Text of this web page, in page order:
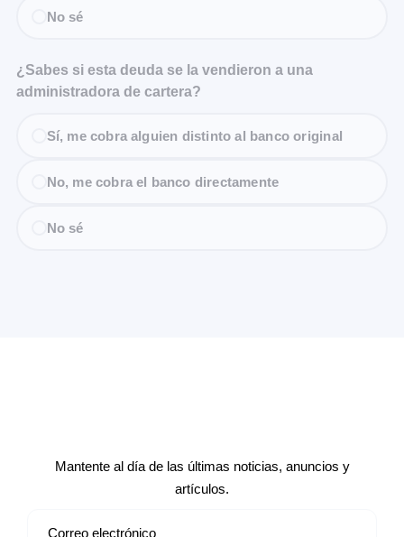
No sé
¿Sabes si esta deuda se la vendieron a una
administradora de cartera?
Sí, me cobra alguien distinto al banco original
No, me cobra el banco directamente
No sé
Mantente al día de las últimas noticias, anuncios y
artículos.